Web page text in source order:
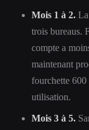
Mois 1 à 2.
trois bureaus.
compte a
maintenant
fourchette 600
utilisation.
Mois 3 à 5.